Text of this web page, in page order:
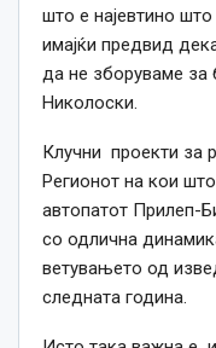
што е најевтино
имајќи предвид
да не зборуваме за
Николоски.
Клучни проекти за
Регионот на кои
автопатот Прилеп-
со одлична
ветувањето од
следната година.